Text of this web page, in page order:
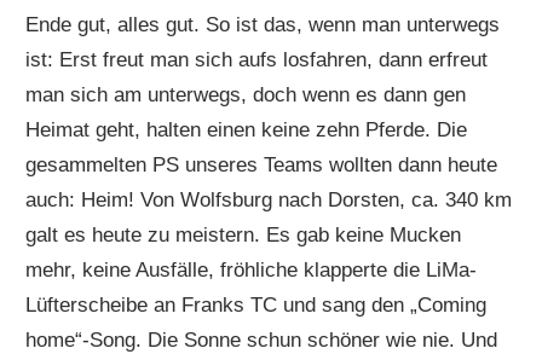
Ende gut, alles gut. So ist das, wenn man unterwegs
ist: Erst freut man sich aufs losfahren, dann erfreut
man sich am unterwegs, doch wenn es dann gen
Heimat geht, halten einen keine zehn Pferde. Die
gesammelten PS unseres Teams wollten dann heute
auch: Heim! Von Wolfsburg nach Dorsten, ca. 340 km
galt es heute zu meistern. Es gab keine Mucken
mehr, keine Ausfälle, fröhliche klapperte die LiMa-
Lüfterscheibe an Franks TC und sang den „Coming
home“-Song. Die Sonne schun schöner wie nie. Und